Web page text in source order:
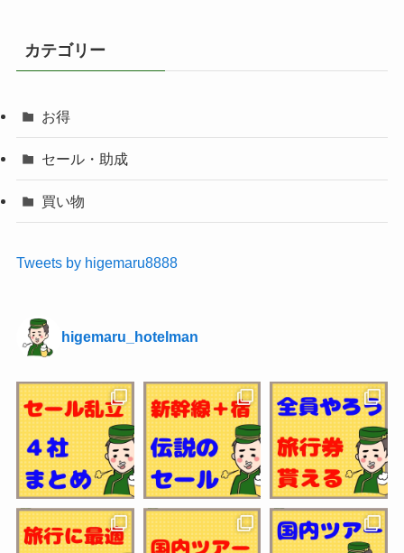
カテゴリー
お得
セール・助成
買い物
Tweets by higemaru8888
higemaru_hotelman